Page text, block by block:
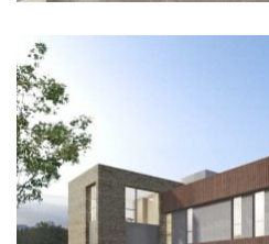
CONSTRUCCIÓN INTEGRAL